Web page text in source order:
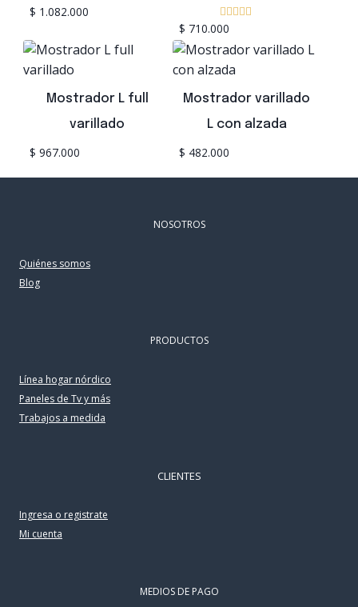
$ 1.082.000
Valorado
5.00
$ 710.000
Mostrador L full
varillado
$ 967.000
Mostrador varillado
L con alzada
$ 482.000
NOSOTROS
Quiénes somos
Blog
PRODUCTOS
Línea hogar nórdico
Paneles de Tv y más
Trabajos a medida
CLIENTES
Ingresa o registrate
Mi cuenta
MEDIOS DE PAGO